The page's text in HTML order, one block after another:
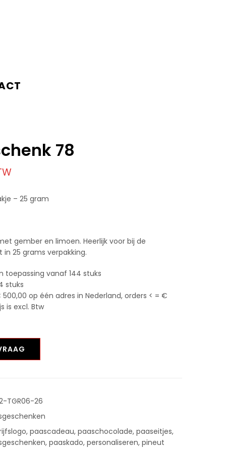
78
– 25 gram
gember en limoen. Heerlijk voor bij de
in 25 grams verpakking.
toepassing vanaf 144 stuks
stuks
op één adres in Nederland, orders < = €
is excl. Btw
TGR06-26
, paascadeau, paaschocolade, paaseitjes,
, paaskado, personaliseren, pineut